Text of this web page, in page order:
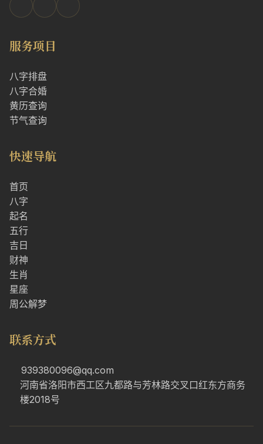
服务项目
八字排盘
八字合婚
黄历查询
节气查询
快速导航
首页
八字
起名
五行
吉日
财神
生肖
星座
周公解梦
联系方式
939380096@qq.com
河南省洛阳市西工区九都路与芳林路交叉口红东方商务
楼2018号